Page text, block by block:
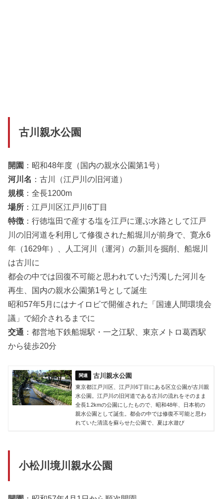
古川親水公園
開園 ：昭和48年度（国内の親水公園第1号）
河川名 ：古川（江戸川の旧河道）
規模 ：全長1200m
場所 ：江戸川区江戸川6丁目
特徴 ：行徳塩田で産する塩を江戸に運ぶ水路として江戸
川の旧河道を利用して修復された船堀川が前身で、寛永6
年（1629年）、人工河川（運河）の新川を掘削、船堀川
は古川に
都会の中では回復不可能と思われていた汚濁した河川を
再生、国内の親水公園第1号として誕生
昭和57年5月にはナイロビで開催された「国連人間環境会
議」で紹介されるまでに
交通 ：都営地下鉄船堀駅・一之江駅、東京メトロ葛西駅
から徒歩20分
古川親水公園
東京都江戸川区、江戸川6丁目にある区立公園が古川親
水公園。江戸川の旧河道である古川の流れをそのまま
全長1.2kmの公園にしたもので、昭和48年、日本初の
親水公園として誕生。都会の中では修復不可能と思わ
れていた清流を蘇らせた公園で、夏は水遊び
小松川境川親水公園